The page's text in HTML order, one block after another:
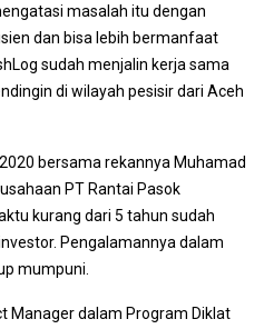
masalah itu dengan
dan bisa lebih bermanfaat
sudah menjalin kerja sama
di wilayah pesisir dari Aceh
bersama rekannya Muhamad
PT Rantai Pasok
kurang dari 5 tahun sudah
Pengalamannya dalam
mumpuni.
Manager dalam Program Diklat